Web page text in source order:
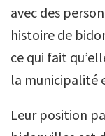
avec des
histoire de
ce qui fait
la municipalité
Leur position